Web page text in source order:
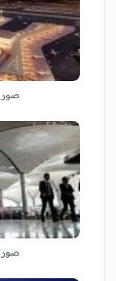
صور
صور